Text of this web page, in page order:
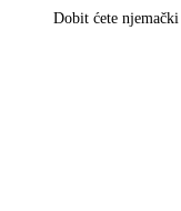
Dobit ćete